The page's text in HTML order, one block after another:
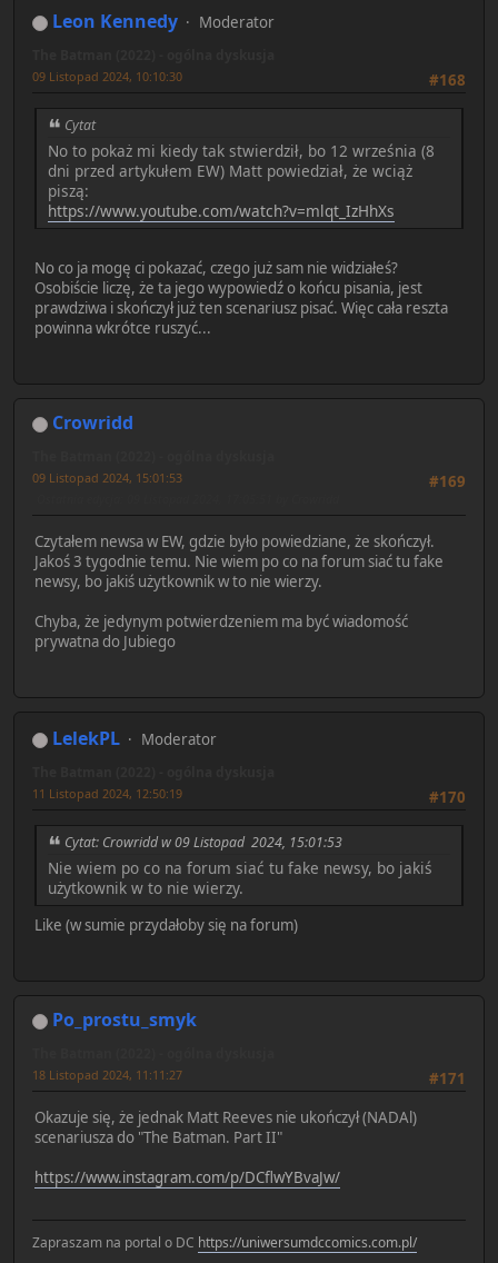
Leon Kennedy Moderator
#168
09 Listopad 2024, 10:10:30
Cytat
No to pokaż mi kiedy tak stwierdził, bo 12 września (8
dni przed artykułem EW) Matt powiedział, że wciąż
piszą:
https://www.youtube.com/watch?v=mlqt_IzHhXs
No co ja mogę ci pokazać, czego już sam nie widziałeś?
Osobiście liczę, że ta jego wypowiedź o końcu pisania, jest
prawdziwa i skończył już ten scenariusz pisać. Więc cała reszta
powinna wkrótce ruszyć...
Crowridd
#169
09 Listopad 2024, 15:01:53
Czytałem newsa w EW, gdzie było powiedziane, że skończył.
Jakoś 3 tygodnie temu. Nie wiem po co na forum siać tu fake
newsy, bo jakiś użytkownik w to nie wierzy.
Chyba, że jedynym potwierdzeniem ma być wiadomość
prywatna do Jubiego
LelekPL Moderator
#170
11 Listopad 2024, 12:50:19
Cytat: Crowridd w 09 Listopad 2024, 15:01:53
Nie wiem po co na forum siać tu fake newsy, bo jakiś
użytkownik w to nie wierzy.
Like (w sumie przydałoby się na forum)
Po_prostu_smyk
#171
18 Listopad 2024, 11:11:27
Okazuje się, że jednak Matt Reeves nie ukończył (NADAl)
scenariusza do "The Batman. Part II"
https://www.instagram.com/p/DCflwYBvaJw/
Zapraszam na portal o DC https://uniwersumdccomics.com.pl/